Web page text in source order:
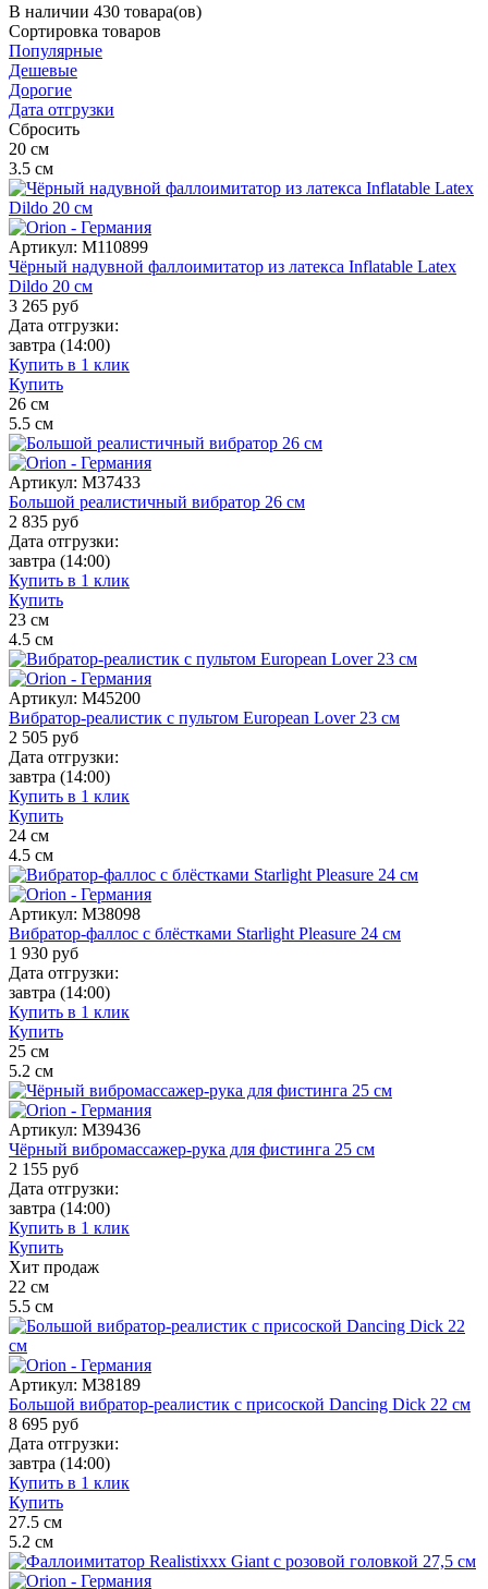
В наличии 430 товара(ов)
Сортировка товаров
Популярные
Дешевые
Дорогие
Дата отгрузки
Сбросить
20 см
3.5 см
Артикул: M110899
Чёрный надувной фаллоимитатор из латекса Inflatable Latex
Dildo 20 см
3 265 руб
Дата отгрузки:
завтра (14:00)
Купить в 1 клик
Купить
26 см
5.5 см
Артикул: M37433
Большой реалистичный вибратор 26 см
2 835 руб
Дата отгрузки:
завтра (14:00)
Купить в 1 клик
Купить
23 см
4.5 см
Артикул: M45200
Вибратор-реалистик с пультом European Lover 23 см
2 505 руб
Дата отгрузки:
завтра (14:00)
Купить в 1 клик
Купить
24 см
4.5 см
Артикул: M38098
Вибратор-фаллос с блёстками Starlight Pleasure 24 см
1 930 руб
Дата отгрузки:
завтра (14:00)
Купить в 1 клик
Купить
25 см
5.2 см
Артикул: M39436
Чёрный вибромассажер-рука для фистинга 25 см
2 155 руб
Дата отгрузки:
завтра (14:00)
Купить в 1 клик
Купить
Хит продаж
22 см
5.5 см
Артикул: M38189
Большой вибратор-реалистик с присоской Dancing Dick 22 см
8 695 руб
Дата отгрузки:
завтра (14:00)
Купить в 1 клик
Купить
27.5 см
5.2 см